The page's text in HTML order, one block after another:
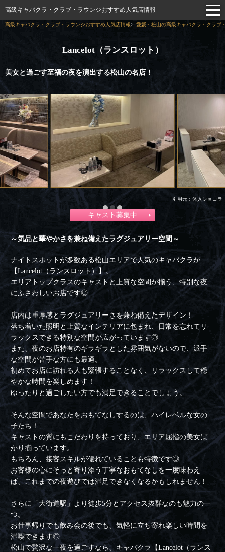
高級キャバクラ・クラブ・ラウンジおすすめ人気店情報
高級キャバクラ・クラブ・ラウンジおすすめ人気店情報 愛媛・松山の高級キャバクラ・クラブ
Lancelot（ランスロット）
美女と過ごす至福の夜を演出する松山の名店！
引用元：体入ショコラ
キャスト募集中
～気品と華やかさを兼ね備えたラグジュアリー空間～
ナイトスポットが多数ある松山エリアで人気のキャバクラが
【Lancelot（ランスロット）】。
エリアトップクラスのキャストと上質な空間が揃う、特別な夜
にふさわしいお店です◎
店内は重厚感とラグジュアリーさを兼ね備えたデザイン！
落ち着いた照明と上質なインテリアに包まれ、日常を忘れてリ
ラックスできる特別な空間が広がっています◎
また、夜のお店特有のギラギラとした雰囲気がないので、派手
な空間が苦手な方にも最適。
初めてお店に訪れる人も緊張することなく、リラックスして穏
やかな時間を楽しめます！
ゆったりと過ごしたい方でも満足できることでしょう。
そんな空間であなたをおもてなしするのは、ハイレベルな女の
子たち！
キャストの質にもこだわりを持っており、エリア屈指の美女ば
かり揃っています。
もちろん、接客スキルが優れていることも特徴です◎
お客様の心にそっと寄り添う丁寧なおもてなしを一度味わえ
ば、これまでの夜遊びでは満足できなくなるかもしれません！
さらに「大街道駅」より徒歩5分とアクセス抜群なのも魅力の一
つ。
お仕事帰りでも飲み会の後でも、気軽に立ち寄れ楽しい時間を
満喫できます◎
松山で贅沢な一夜を過ごすなら、キャバクラ【Lancelot（ランス